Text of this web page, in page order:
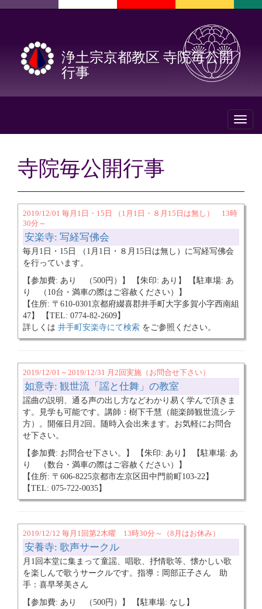
浄土宗京都教区 寺院毎公開
行事
Toggle
寺院毎公開行事
2019/12/01 毎月1日・15日 （1月1日・８月15日は無し） 13時
30分～
安楽寺: 写経写佛会
毎月1日・15日 （1月1日・８月15日は無し）に写経写佛会
を行っています。
【参加費: あり （500円）】 【朱印: あり】 【駐車場: あ
り （10台・満車の際はご容赦ください）】
【住所: 〒610-0301京都府綴喜郡井手町大字多賀小字西南組
47】 【TEL: 0774-82-2609】
詳しくは 井手町安楽寺にて検索 をご参照ください。
2019/12/01～2019/12/31 月2回実施（お問合せ下さい）
如意寺: 観世流「謡と仕舞」の教室
謡曲の説明、通る声の出し方などわかり易く学んで頂きま
す。見学も可能です。講師：樹下千慧（能楽師観世流シテ
方）。開催日月2回。随時入会出来ます。お気軽にお問合
せ下さい。
【参加費: お問合せ下さい。】 【朱印: あり】 【駐車場: あ
り （数台・満車の際はご容赦ください）】
【住所: 〒606-8225京都市左京区田中門前町103-22】
【TEL: 075-722-0035】
2019/12/12 毎月1回第2木曜 13時30分～（8月はお休み）
安養寺: 歌声サークル
月1回本堂に集まって童謡、唱歌、抒情歌等、懐かしい歌
を楽しんで歌うサークルです。指導：岡部正子さん 助
手：喜早琴美さん
【参加費: あり （500円）】 【駐車場: なし】